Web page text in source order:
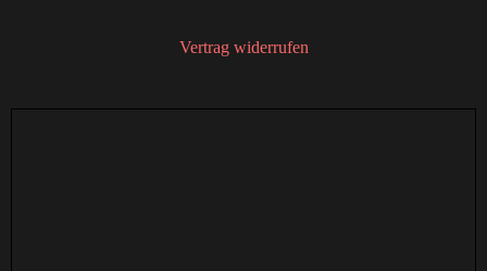
Vertrag widerrufen